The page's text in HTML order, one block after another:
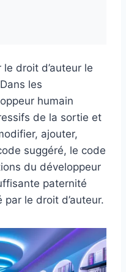
droit d’auteur le
les
humain
de la sortie et
ajouter,
suggéré, le code
du développeur
paternité
le droit d’auteur.